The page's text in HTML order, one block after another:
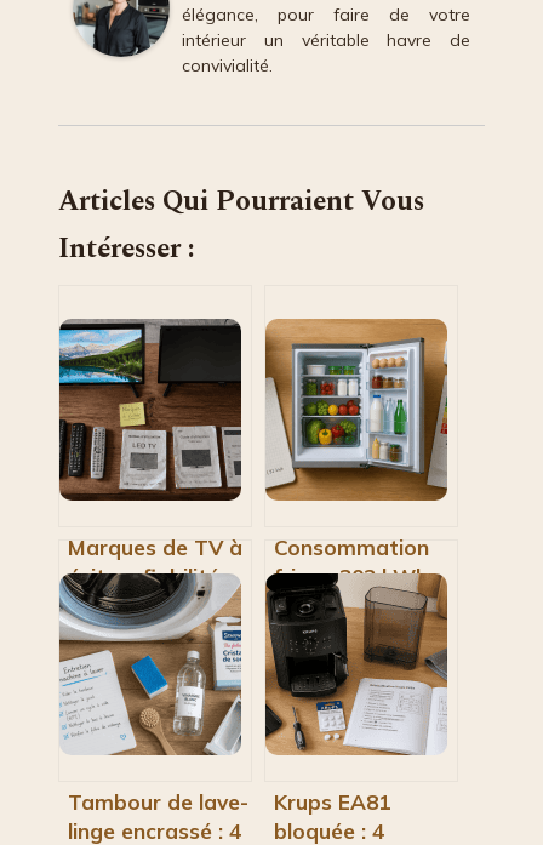
élégance, pour faire de votre
intérieur un véritable havre de
convivialité.
Articles Qui Pourraient Vous
Intéresser :
Marques de TV à
éviter : fiabilité,
SAV et risques
cachés des prix
cassés
Consommation
frigo : 302 kWh
par an et 4
réglages pour
réduire votre
facture
Tambour de lave-
linge encrassé : 4
Krups EA81
bloquée : 4